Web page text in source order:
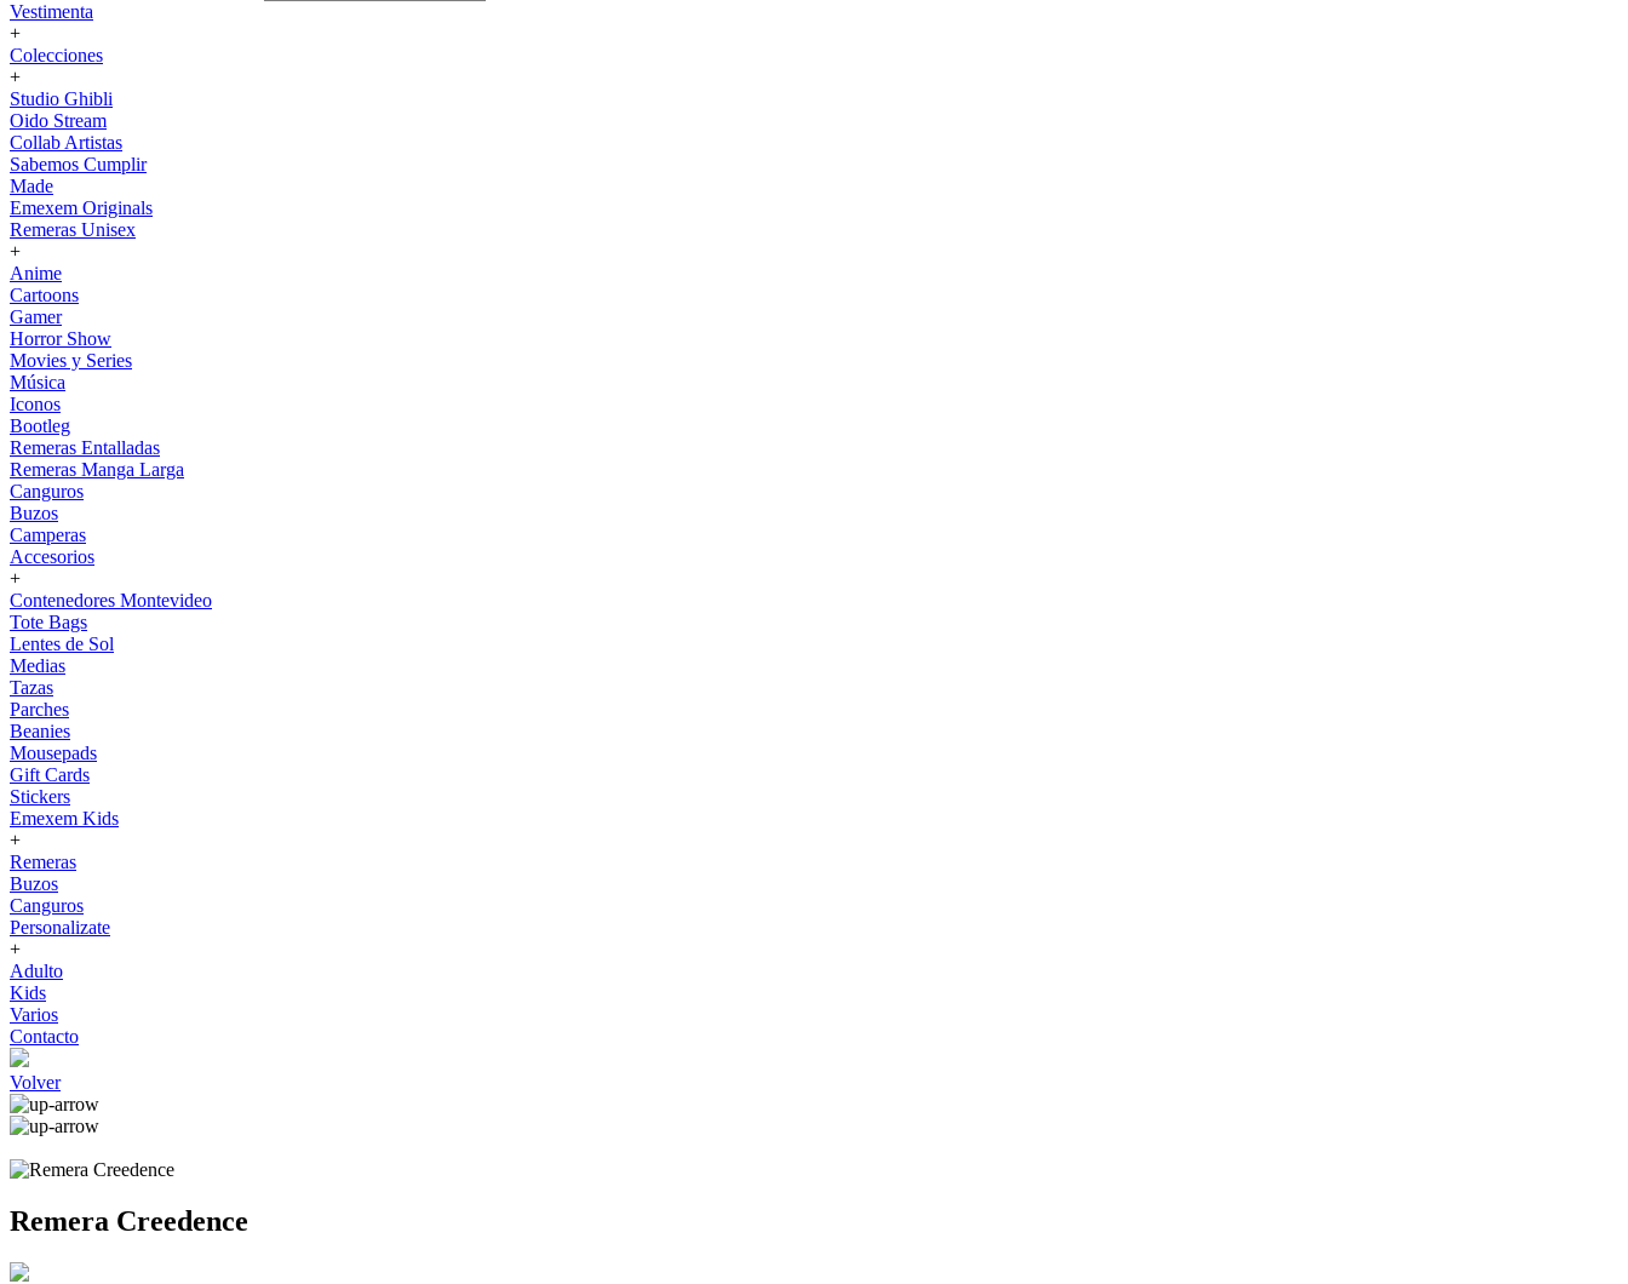
Vestimenta
+
Colecciones
+
Studio Ghibli
Oido Stream
Collab Artistas
Sabemos Cumplir
Made
Emexem Originals
Remeras Unisex
+
Anime
Cartoons
Gamer
Horror Show
Movies y Series
Música
Iconos
Bootleg
Remeras Entalladas
Remeras Manga Larga
Canguros
Buzos
Camperas
Accesorios
+
Contenedores Montevideo
Tote Bags
Lentes de Sol
Medias
Tazas
Parches
Beanies
Mousepads
Gift Cards
Stickers
Emexem Kids
+
Remeras
Buzos
Canguros
Personalizate
+
Adulto
Kids
Varios
Contacto
Volver
Remera Creedence